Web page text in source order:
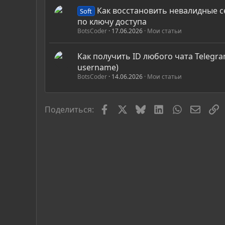
Soft
Как восстановить невалидные
по ключу доступа
BotsCoder 17.06.2026 Мои статьи
Как получить ID любого чата
username)
BotsCoder 14.06.2026 Мои статьи
Поделиться: FacebookBlueskyLinkedInWhatsApp